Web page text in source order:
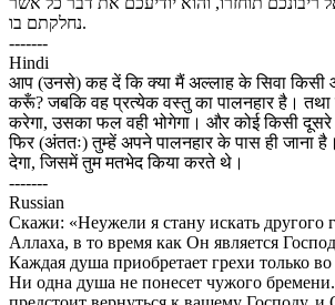
נחלקתם בו.
-------
Hindi
आप (उनसे) कह दें कि क्या मैं अल्लाह के सिवा किसी
करूँ? जबकि वह प्रत्येक वस्तु का पालनहार है। तथा
करेगा, उसका फल वही भोगेगा। और कोई किसी दूसरे
फिर (अंततः) तुम्हें अपने पालनहार के पास ही जाना
देगा, जिसमें तुम मतभेद किया करते थे।
-------
Russian
Скажи: «Неужели я стану искать другого
Аллаха, в то время как Он является
Каждая душа приобретает грехи только во
Ни одна душа не понесет чужого